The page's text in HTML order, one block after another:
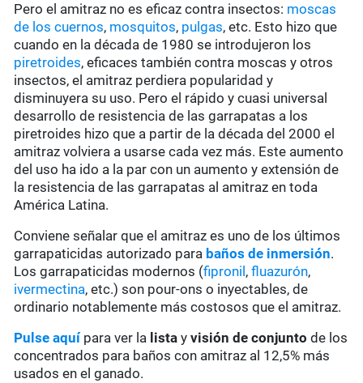
Pero el amitraz no es eficaz contra insectos: moscas
de los cuernos, mosquitos, pulgas, etc. Esto hizo que
cuando en la década de 1980 se introdujeron los
piretroides, eficaces también contra moscas y otros
insectos, el amitraz perdiera popularidad y
disminuyera su uso. Pero el rápido y cuasi universal
desarrollo de resistencia de las garrapatas a los
piretroides hizo que a partir de la década del 2000 el
amitraz volviera a usarse cada vez más. Este aumento
del uso ha ido a la par con un aumento y extensión de
la resistencia de las garrapatas al amitraz en toda
América Latina.
Conviene señalar que el amitraz es uno de los últimos
garrapaticidas autorizado para baños de inmersión.
Los garrapaticidas modernos (fipronil ,fluazurón,
ivermectina, etc.) son pour-ons o inyectables, de
ordinario notablemente más costosos que el amitraz.
Pulse aquípara ver la lista yvisión de conjunto de los
concentrados para baños con amitraz al 12,5% más
usados en el ganado.